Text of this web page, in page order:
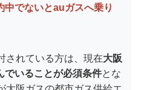
中でないとauガスへ乗り
されている方は、現在大阪
でいることが必須条件とな